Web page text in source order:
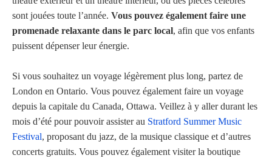
sont jouées toute l’année. Vous pouvez également faire une
promenade relaxante dans le parc local, afin que vos enfants
puissent dépenser leur énergie.
Si vous souhaitez un voyage légèrement plus long, partez de
London en Ontario. Vous pouvez également faire un voyage
depuis la capitale du Canada, Ottawa. Veillez à y aller durant les
mois d’été pour pouvoir assister au Stratford Summer Music
Festival, proposant du jazz, de la musique classique et d’autres
concerts gratuits. Vous pouvez également visiter la boutique